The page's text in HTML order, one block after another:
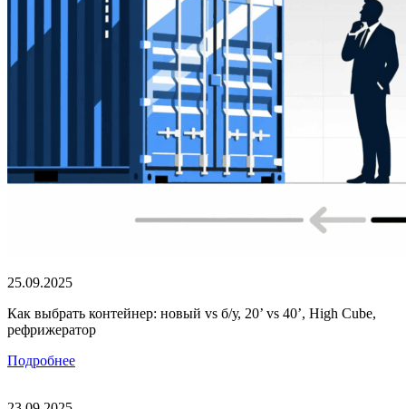
25.09.2025
Как выбрать контейнер: новый vs б/у, 20’ vs 40’, High Cube,
рефрижератор
Подробнее